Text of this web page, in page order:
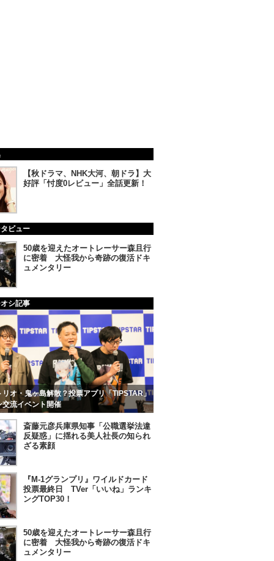
【秋ドラマ、NHK大河、朝ドラ】大
好評「忖度0レビュー」全話更新！
ビュー
50歳を迎えたオートレーサー森且行
に密着 大怪我から奇跡の復活ドキ
ュメンタリー
シ記事
リオ・鬼ヶ島解散？投票アプリ「TIPSTAR」
交流イベント開催
斎藤元彦兵庫県知事「公職選挙法違
反疑惑」に揺れる美人社長の知られ
ざる素顔
『M-1グランプリ』ワイルドカード
投票最終日 TVer「いいね」ランキ
ングTOP30！
50歳を迎えたオートレーサー森且行
に密着 大怪我から奇跡の復活ドキ
ュメンタリー